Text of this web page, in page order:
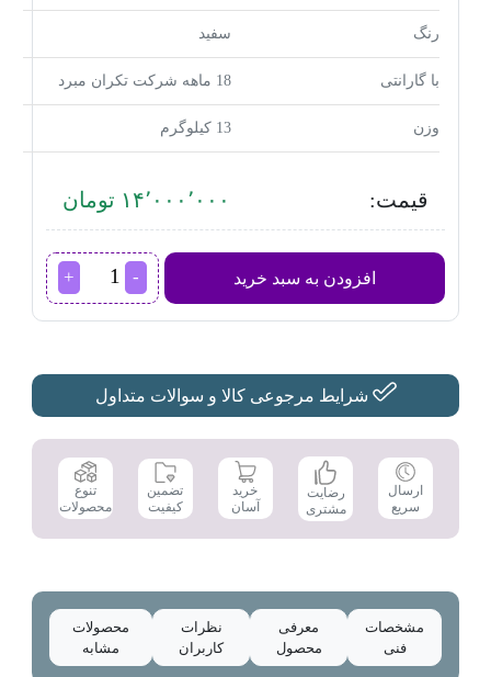
رنگ سفید
با گارانتی 18 ماهه شرکت تکران مبرد
وزن 13 کیلوگرم
قیمت: ۱۴٬۰۰۰٬۰۰۰ تومان
افزودن به سبد خرید
آبسردکن
ایستکول
عدد
شرایط مرجوعی کالا و سوالات متداول
ارسال
سریع
رضایت
مشتری
خرید
آسان
تضمین
کیفیت
تنوع
محصولات
مشخصات
فنی
معرفی
محصول
نظرات
کاربران
محصولات
مشابه